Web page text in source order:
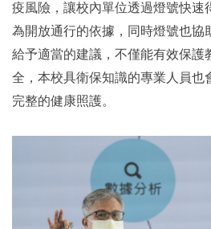
疫風險，讓校內單位透過燈號快速
為開放通行的依據，同時燈號也協
給予適當的建議，不僅能有效保護
全，本校具衛保知識的專業人員也
完整的健康照護。